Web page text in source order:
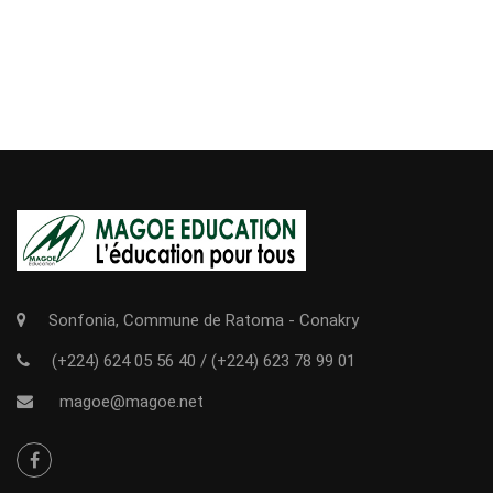
Sonfonia, Commune de Ratoma - Conakry
(+224) 624 05 56 40 / (+224) 623 78 99 01
magoe@magoe.net